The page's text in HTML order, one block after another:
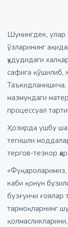
Шунингдек, улар
ўзларининг
ҳудудидаги
сафига қўшилиб,
Таъкидланишича,
мазмундаги
процессуал
Ҳозирда ушбу
тегишли
тергов-тезкор
«Фуқароларимиз,
каби қонун
бузғунчи ғоялар
тармоқларнинг